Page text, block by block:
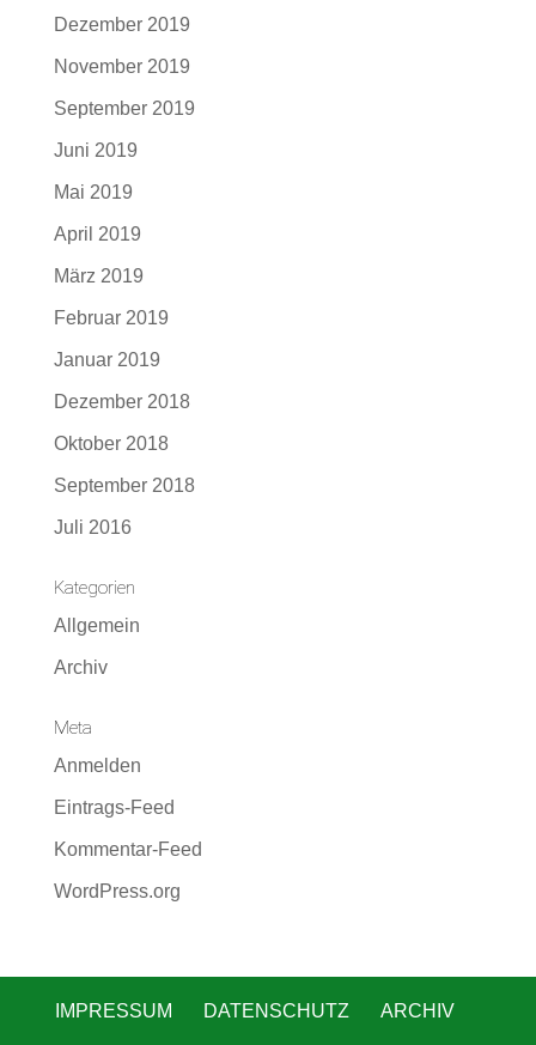
Dezember 2019
November 2019
September 2019
Juni 2019
Mai 2019
April 2019
März 2019
Februar 2019
Januar 2019
Dezember 2018
Oktober 2018
September 2018
Juli 2016
Kategorien
Allgemein
Archiv
Meta
Anmelden
Eintrags-Feed
Kommentar-Feed
WordPress.org
IMPRESSUM DATENSCHUTZ ARCHIV